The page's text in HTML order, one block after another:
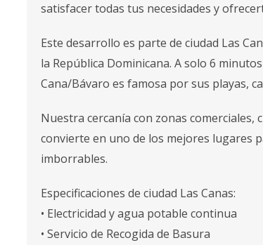
satisfacer todas tus necesidades y
Este desarrollo es parte de ciudad Las
la República Dominicana. A solo 6
Cana/Bávaro es famosa por sus playas,
Nuestra cercanía con zonas
convierte en uno de los mejores lugares
imborrables.
Especificaciones de ciudad Las Canas:
• Electricidad y agua potable continua
• Servicio de Recogida de Basura